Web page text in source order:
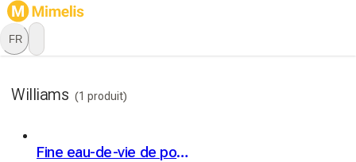
FR
Williams (1 produit)
Fine eau-de-vie de poire Williams Kübler 42% vol. 50cl